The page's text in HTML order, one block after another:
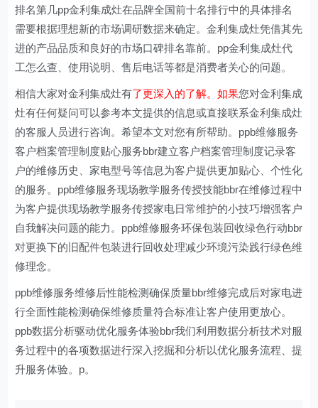
排名第几pp金利集成灶在品牌全国前十名排行中的具体排名
需要根据理想新的市场调研数据来确定。金利集成灶凭借其先
进的产品品质和良好的市场口碑排名靠前。pp金利集成灶代
工怎么查、使用说明、售后电话等都是消费者关心的问题。
相信大家对金利集成灶有了更深入的了解。如果您对金利集成
灶有任何疑问可以参考本文提供的信息或直接联系金利集成灶
的客服人员进行咨询。希望本文对您有所帮助。ppb维修服务
客户档案管理制度贴心服务bbr建立客户档案管理制度记录客
户的维修历史、家电型号等信息为客户提供更加贴心、个性化
的服务。ppb维修服务现场教学服务传授技能bbr在维修过程中
为客户提供现场教学服务传授家电日常维护的小技巧增强客户
自我解决问题的能力。ppb维修服务环保包装回收绿色行动bbr
对更换下的旧配件包装进行回收处理减少环境污染践行绿色维
修理念。
ppb维修服务维修后性能检测确保质量bbr维修完成后对家电进
行全面性能检测确保维修质量符合标准让客户使用更放心。
ppb数据分析驱动优化服务体验bbr我们利用数据分析技术对服
务过程中的各项数据进行深入挖掘和分析以优化服务流程、提
升服务体验。p。